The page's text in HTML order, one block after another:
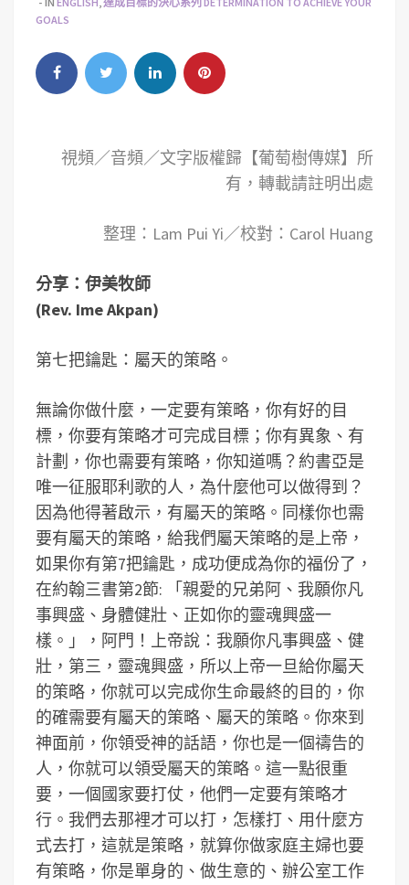
GOALS
視頻／音頻／文字版權歸【葡萄樹傳媒】所
有，轉載請註明出處
整理：Lam Pui Yi／校對：Carol Huang
分享：伊美牧師
(Rev. Ime Akpan)
第七把鑰匙：屬天的策略。
無論你做什麼，一定要有策略，你有好的目
標，你要有策略才可完成目標；你有異象、有
計劃，你也需要有策略，你知道嗎？約書亞是
唯一征服耶利歌的人，為什麼他可以做得到？
因為他得著啟示，有屬天的策略。同樣你也需
要有屬天的策略，給我們屬天策略的是上帝，
如果你有第7把鑰匙，成功便成為你的福份了，
在約翰三書第2節: 「親愛的兄弟阿、我願你凡
事興盛、身體健壯、正如你的靈魂興盛一
樣。」，阿門！上帝說：我願你凡事興盛、健
壯，第三，靈魂興盛，所以上帝一旦給你屬天
的策略，你就可以完成你生命最終的目的，你
的確需要有屬天的策略、屬天的策略。你來到
神面前，你領受神的話語，你也是一個禱告的
人，你就可以領受屬天的策略。這一點很重
要，一個國家要打仗，他們一定要有策略才
行。我們去那裡才可以打，怎樣打、用什麼方
式去打，這就是策略，就算你做家庭主婦也要
有策略，你是單身的、做生意的、辦公室工作